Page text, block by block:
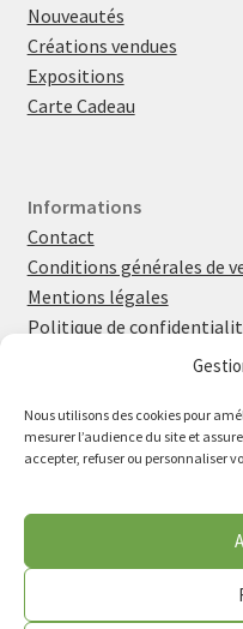
Nous utilisons des cookies pour
mesurer l’audience du site et
accepter, refuser ou personnaliser
Nouveautés
Créations vendues
Expositions
Carte Cadeau
Informations
Contact
Conditions générales de
Mentions légales
Politique de
Politique en matière de
Retrouvez-moi sur
Vu dans la presse
Lire l'article de Midi Libre